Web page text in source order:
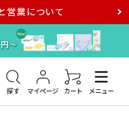
営業について
探す マイページ カート メニュー
ト メガネ